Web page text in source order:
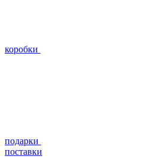
коробки
подарки
поставки